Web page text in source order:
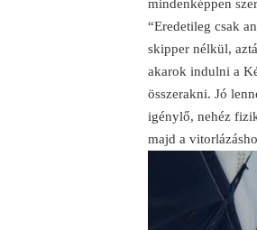
mindenképpen
“Eredetileg csak
skipper nélkül,
akarok indulni a
összerakni. Jó
igénylő, nehéz
majd a